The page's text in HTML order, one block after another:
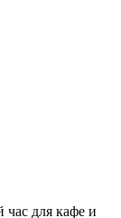
час для кафе и